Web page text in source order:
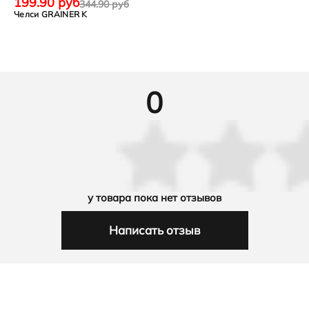
Челси GRAINER K
344.90 руб
0
у товара пока нет отзывов
Написать отзыв